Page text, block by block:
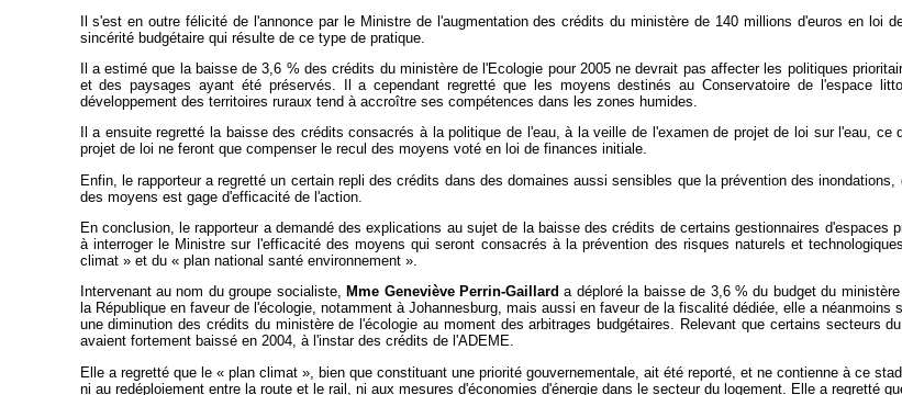
Il s'est en outre félicité de l'annonce par le Ministre de l'augmentation des crédits du ministère de 140 millions d'euros en loi
sincérité budgétaire qui résulte de ce type de pratique.
Il a estimé que la baisse de 3,6 % des crédits du ministère de l'Ecologie pour 2005 ne devrait pas affecter les politiques
et des paysages ayant été préservés. Il a cependant regretté que les moyens destinés au Conservatoire de l'espace
développement des territoires ruraux tend à accroître ses compétences dans les zones humides.
Il a ensuite regretté la baisse des crédits consacrés à la politique de l'eau, à la veille de l'examen de projet de loi sur l'eau,
projet de loi ne feront que compenser le recul des moyens voté en loi de finances initiale.
Enfin, le rapporteur a regretté un certain repli des crédits dans des domaines aussi sensibles que la prévention des
des moyens est gage d'efficacité de l'action.
En conclusion, le rapporteur a demandé des explications au sujet de la baisse des crédits de certains gestionnaires
à interroger le Ministre sur l'efficacité des moyens qui seront consacrés à la prévention des risques naturels et
climat » et du « plan national santé environnement ».
Intervenant au nom du groupe socialiste, Mme Geneviève Perrin-Gaillard a déploré la baisse de 3,6 % du budget du
la République en faveur de l'écologie, notamment à Johannesburg, mais aussi en faveur de la fiscalité dédiée, elle a
une diminution des crédits du ministère de l'écologie au moment des arbitrages budgétaires. Relevant que certains secteurs
avaient fortement baissé en 2004, à l'instar des crédits de l'ADEME.
Elle a regretté que le « plan climat », bien que constituant une priorité gouvernementale, ait été reporté, et ne contienne à ce
ni au redéploiement entre la route et le rail, ni aux mesures d'économies d'énergie dans le secteur du logement. Elle a regretté